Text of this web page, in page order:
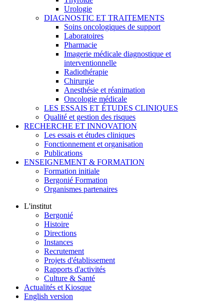
Urologie
DIAGNOSTIC ET TRAITEMENTS
Soins oncologiques de support
Laboratoires
Pharmacie
Imagerie médicale diagnostique et
interventionnelle
Radiothérapie
Chirurgie
Anesthésie et réanimation
Oncologie médicale
LES ESSAIS ET ÉTUDES CLINIQUES
Qualité et gestion des risques
RECHERCHE ET INNOVATION
Les essais et études cliniques
Fonctionnement et organisation
Publications
ENSEIGNEMENT & FORMATION
Formation initiale
Bergonié Formation
Organismes partenaires
L'institut
Bergonié
Histoire
Directions
Instances
Recrutement
Projets d'établissement
Rapports d'activités
Culture & Santé
Actualités et Kiosque
English version